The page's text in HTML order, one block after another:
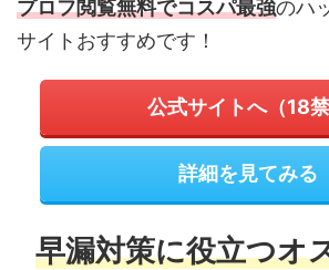
プロフ閲覧無料でコスパ最強のハ
サイトおすすめです！
公式サイトへ（18禁
詳細を見てみる
早漏対策に役立つオ